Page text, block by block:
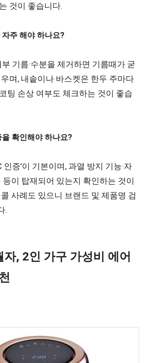
것이 좋습니다.
주 해야 하나요?
기름·수분을 제거하면 기름때가 굳
며, 내솥이나 바스켓은 한두 주마다
팅 손상 여부도 체크하는 것이 좋습
확인해야 하나요?
인증’이 기본이며, 과열 방지 기능·자
등이 탑재되어 있는지 확인하는 것이
사례도 있으니 브랜드 및 제품명 검
.
, 2인 가구 가성비 에어